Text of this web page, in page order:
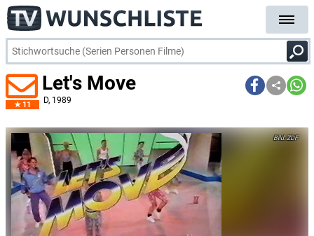
11
Let's Move
D, 1989
ZDF